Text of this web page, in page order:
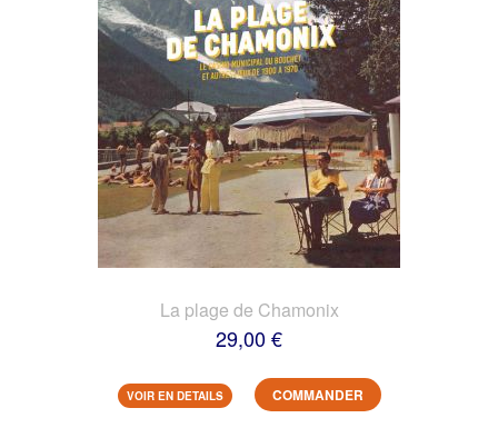
La plage de Chamonix
29,00 €
VOIR EN DETAILS COMMANDER